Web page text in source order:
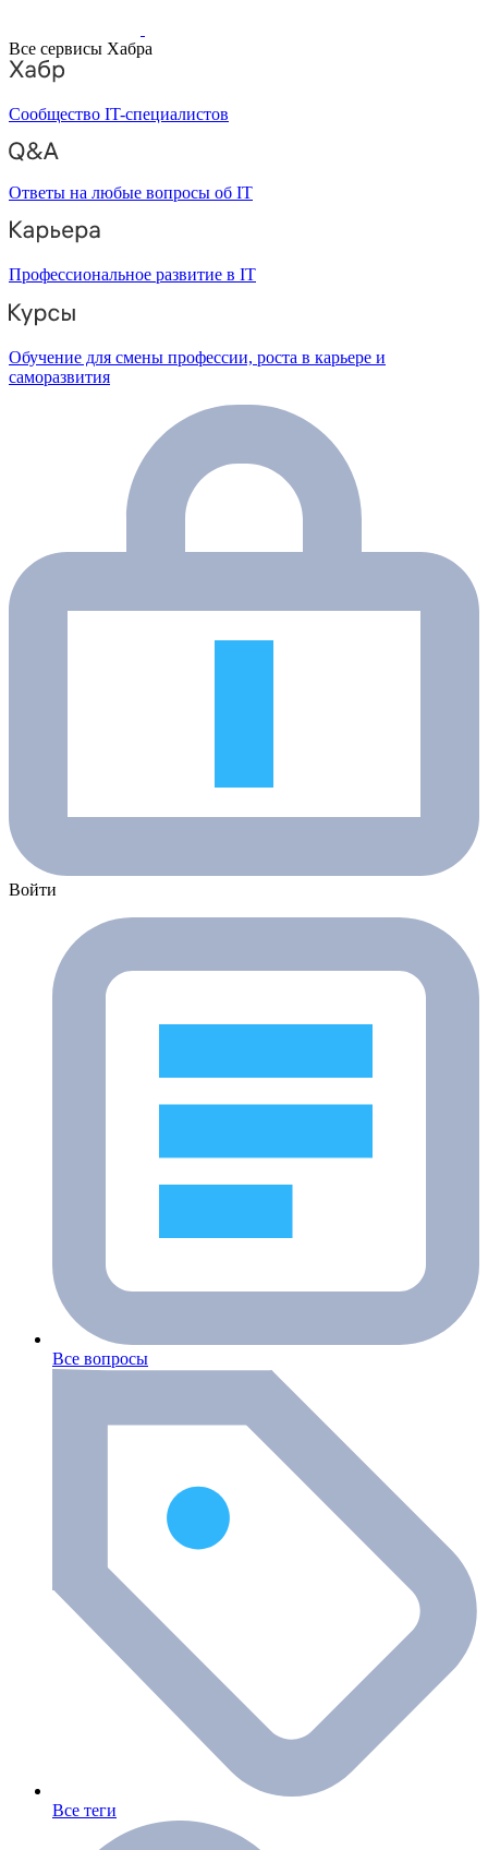
Все сервисы Хабра
Сообщество IT-специалистов
Ответы на любые вопросы об IT
Профессиональное развитие в IT
Обучение для смены профессии, роста в карьере и
саморазвития
Войти
Все вопросы
Все теги